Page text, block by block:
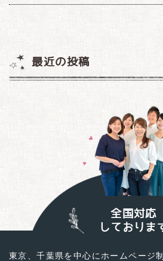
最近の投稿
全国対応
しておりま
東京、千葉県を中心にホームページ